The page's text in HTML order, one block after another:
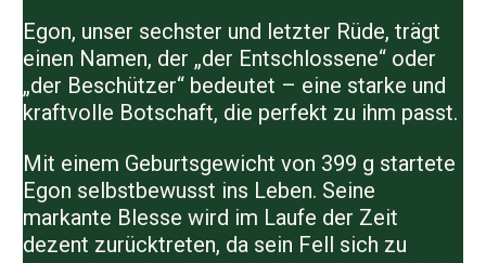
Egon, unser sechster und letzter Rüde, trägt
einen Namen, der „der Entschlossene“ oder
„der Beschützer“ bedeutet – eine starke und
kraftvolle Botschaft, die perfekt zu ihm passt.
Mit einem Geburtsgewicht von 399 g startete
Egon selbstbewusst ins Leben. Seine
markante Blesse wird im Laufe der Zeit
dezent zurücktreten, da sein Fell sich zu